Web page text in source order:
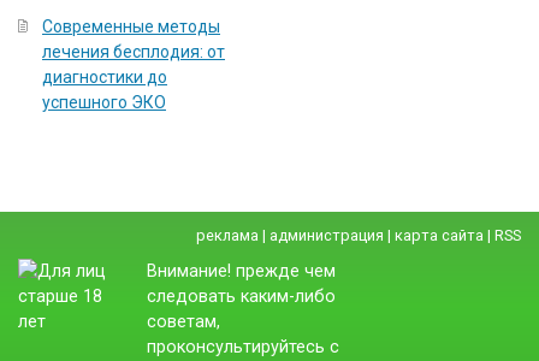
Современные методы
лечения бесплодия: от
диагностики до
успешного ЭКО
реклама | администрация | карта сайта | RSS
Внимание! прежде чем
следовать каким-либо
советам,
проконсультируйтесь с